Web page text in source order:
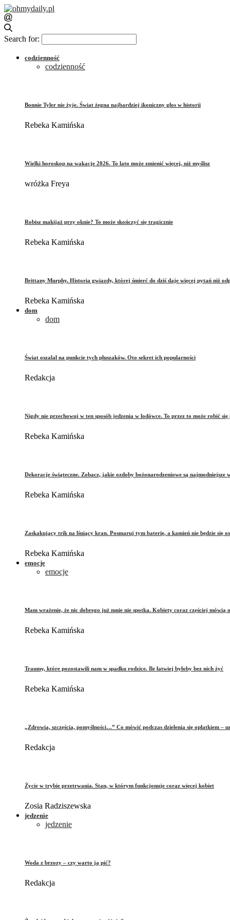
Search for:
codzienność
codzienność
Bonnie Tyler nie żyje. Świat żegna najbardziej ikoniczny głos w historii
Rebeka Kamińska
Wielki horoskop na wakacje 2026. To lato może zmienić więcej, niż myślisz
wróżka Freya
Robisz makijaż przy oknie? To może skończyć się tragicznie
Rebeka Kamińska
Brittany Murphy. Historia gwiazdy, której śmierć do dziś daje więcej pytań niż
Rebeka Kamińska
dom
dom
Świat oszalał na punkcie tych pluszaków. Oto sekret ich popularności
Redakcja
Nigdy nie przechowuj w ten sposób jedzenia w lodówce. To przez to może robić się
Rebeka Kamińska
Dekoracje świąteczne. Zobacz, jakie ozdoby bożonarodzeniowe są najmodniejsze
Rebeka Kamińska
Zaskakujący trik na lśniący kran. Posmaruj tym baterię, a kamień nie będzie się
Rebeka Kamińska
emocje
emocje
Mam wrażenie, że nic dobrego już mnie nie spotka. Kobiety coraz częściej mówią
Rebeka Kamińska
Traumy, które pozostawili nam w spadku rodzice. Ile łatwiej byłoby bez nich żyć
Rebeka Kamińska
„Zdrowia, szczęścia, pomyślności…” Co mówić podczas dzielenia się opłatkiem –
Redakcja
Życie w trybie przetrwania. Stan, w którym funkcjonuje coraz więcej kobiet
Zosia Radziszewska
jedzenie
jedzenie
Woda z brzozy – czy warto ją pić?
Redakcja